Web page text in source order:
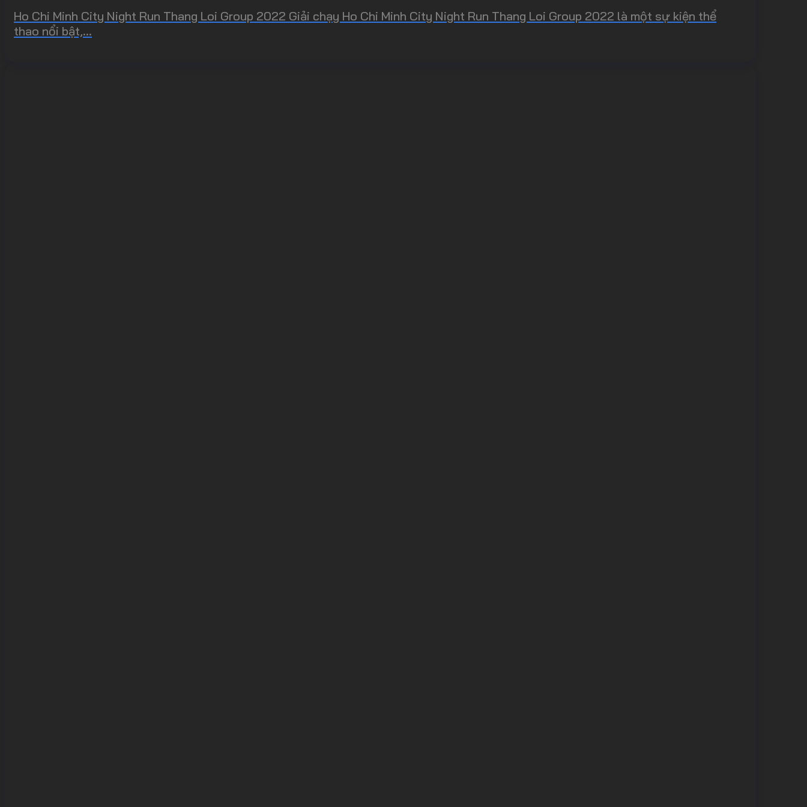
Ho Chi Minh City Night Run Thang Loi Group 2022 Giải chạy Ho Chi Minh City Night Run Thang Loi Group 2022 là một sự kiện thể
thao nổi bật,...